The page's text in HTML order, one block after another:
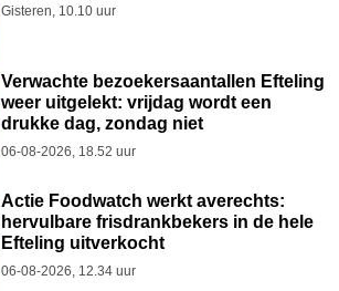
Gisteren, 10.10 uur
Verwachte bezoekersaantallen Efteling
weer uitgelekt: vrijdag wordt een
drukke dag, zondag niet
06-08-2026, 18.52 uur
Actie Foodwatch werkt averechts:
hervulbare frisdrankbekers in de hele
Efteling uitverkocht
06-08-2026, 12.34 uur